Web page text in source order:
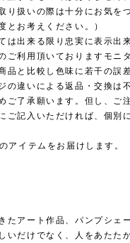
り扱いの際は十分にお気を
とお考えください。）
は出来る限り忠実に表示出
ご利用頂いておりますモニ
品と比較し色味に若干の誤
の違いによる返品・交換は
ご了承願います。但し、ご
ご記入いただければ、個別
アイテムをお届けします。
たアート作品、パンプシェー
いだけでなく、人をあたた